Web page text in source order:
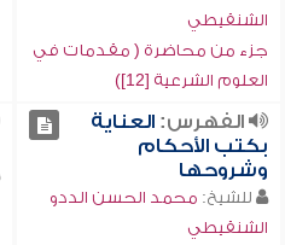
الشنقيطي
جزء من محاضرة ( مقدمات في
العلوم الشرعية [12])
الفهرس:العناية
بكتب الأحكام
وشروحها
للشيخ: محمد الحسن الددو
الشنقيطي